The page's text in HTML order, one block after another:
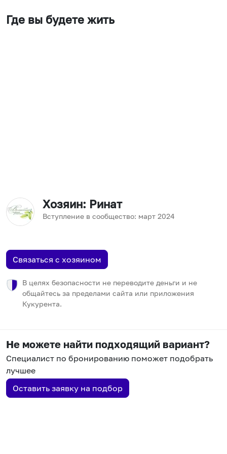
Где вы будете жить
Хозяин: Ринат
Вступление в сообщество: март 2024
Связаться с хозяином
В целях безопасности не переводите деньги и не
общайтесь за пределами сайта или приложения
Кукурента.
Не можете найти подходящий вариант?
Специалист по бронированию поможет подобрать
лучшее
Оставить заявку на подбор